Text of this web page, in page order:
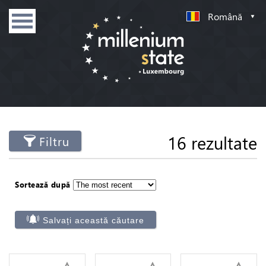
Română
Filtru 16 rezultate
Sortează după
Salvați această căutare